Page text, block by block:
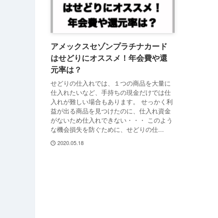
アメックスセゾンプラチナカード
はせどりにオススメ！年会費や還
元率は？
せどりの仕入れでは、１つの商品を大量に
仕入れたいなど、手持ちの現金だけでは仕
入れが難しい場合もあります。 せっかく利
益が出る商品を見つけたのに、仕入れ資金
がないため仕入れできない・・・ このよう
な機会損失を防ぐために、せどりの仕...
2020.05.18